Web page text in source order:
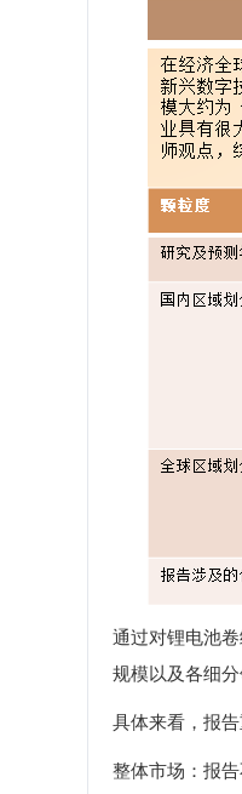
通过对锂电池
规模以及各细
具体来看，报
整体市场：报